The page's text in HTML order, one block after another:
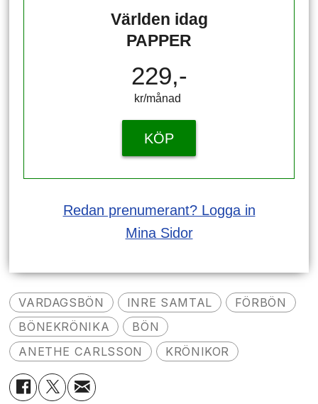
Världen idag
PAPPER
229,-
kr/månad ​​​​​​
KÖP
Redan prenumerant? Logga in
Mina Sidor
VARDAGSBÖN INRE SAMTAL
FÖRBÖN
BÖNEKRÖNIKA
BÖN
ANETHE CARLSSON
KRÖNIKOR